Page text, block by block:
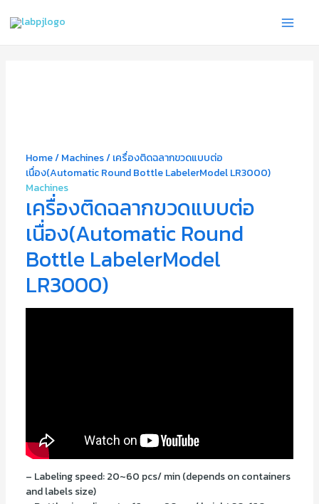
Home/Machines/ เครื่องติดฉลากขวดแบบต่อ
เนื่อง(Automatic Round Bottle LabelerModel LR3000)
Machines
เครื่องติดฉลากขวดแบบต่อ
เนื่อง(Automatic Round
Bottle LabelerModel
LR3000)
– Labeling speed: 20~60 pcs/ min (depends on containers
and labels size)